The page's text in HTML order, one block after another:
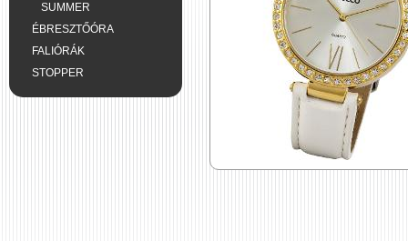
SUMMER
ÉBRESZTŐÓRA
FALIÓRÁK
STOPPER